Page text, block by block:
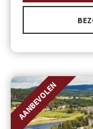
AANBEVOLEN